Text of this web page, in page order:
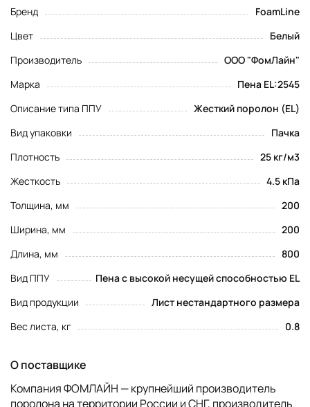
Бренд
FoamLine
Цвет
Белый
Производитель
ООО "ФомЛайн"
Марка
Пена EL:2545
Описание типа ППУ
Жесткий поролон (EL)
Вид упаковки
Пачка
Плотность
25 кг/м3
Жесткость
4.5 кПа
Толщина, мм
200
Ширина, мм
200
Длина, мм
800
Вид ППУ
Пена с высокой несущей способностью EL
Вид продукции
Лист нестандартного размера
Вес листа, кг
0.8
О поставщике
Компания ФОМЛАЙН — крупнейший производитель
поролона на территории России и СНГ, производитель